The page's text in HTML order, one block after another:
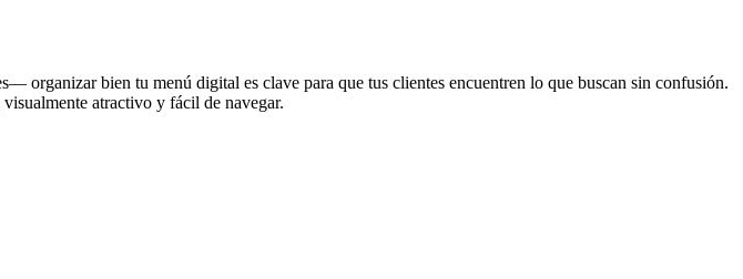
organizar bien tu menú digital es clave para que tus clientes encuentren lo que buscan sin confusión.
atractivo y fácil de navegar.